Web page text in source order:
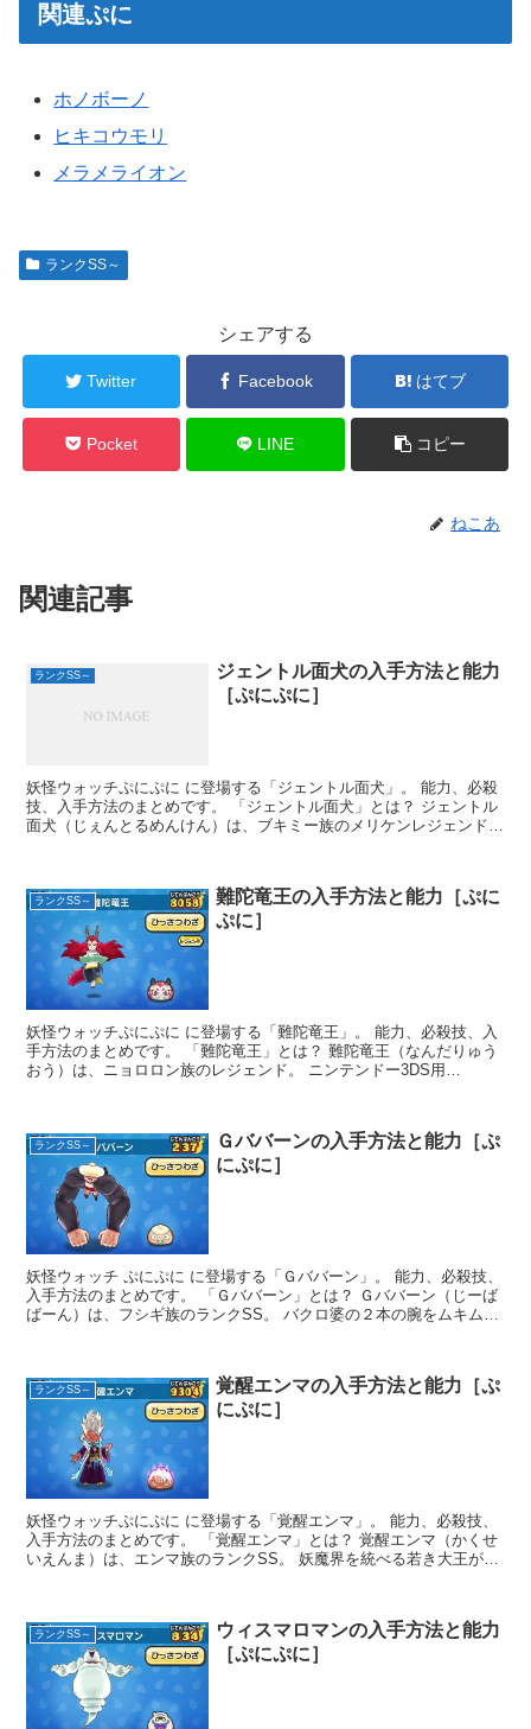
関連ぷに
ホノボーノ
ヒキコウモリ
メラメライオン
ランクSS～
シェアする
Twitter Facebook はてブ
Pocket LINE コピー
ねこあ
関連記事
ランクSS～
ジェントル面犬の入手方法と能力
［ぷにぷに］
妖怪ウォッチぷにぷに に登場する「ジェントル面犬」。 能力、必殺
技、入手方法のまとめです。 「ジェントル面犬」とは？ ジェントル
面犬（じぇんとるめんけん）は、ブキミー族のメリケンレジェンド。
ランクSS～
難陀竜王の入手方法と能力［ぷに
ぷに］
妖怪ウォッチぷにぷに に登場する「難陀竜王」。 能力、必殺技、入
手方法のまとめです。 「難陀竜王」とは？ 難陀竜王（なんだりゅう
おう）は、ニョロロン族のレジェンド。 ニンテンドー3DS用
ランクSS～
Ｇババーンの入手方法と能力［ぷ
にぷに］
妖怪ウォッチ ぷにぷに に登場する「Ｇババーン」。 能力、必殺技、
入手方法のまとめです。 「Ｇババーン」とは？ Ｇババーン（じーば
ばーん）は、フシギ族のランクSS。 バクロ婆の２本の腕をムキムキ
ランクSS～
覚醒エンマの入手方法と能力［ぷ
にぷに］
妖怪ウォッチぷにぷに に登場する「覚醒エンマ」。 能力、必殺技、
入手方法のまとめです。 「覚醒エンマ」とは？ 覚醒エンマ（かくせ
いえんま）は、エンマ族のランクSS。 妖魔界を統べる若き大王が、
ランクSS～
ウィスマロマンの入手方法と能力
［ぷにぷに］